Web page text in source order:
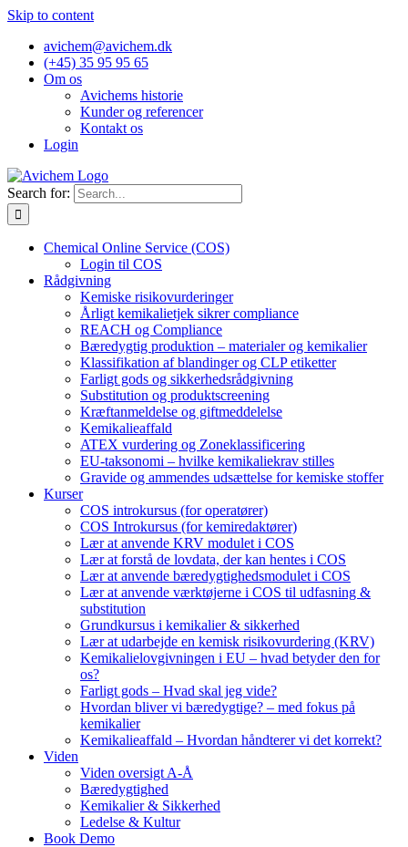
Skip to content
avichem@avichem.dk
(+45) 35 95 95 65
Om os
Avichems historie
Kunder og referencer
Kontakt os
Login
Search for:
Chemical Online Service (COS)
Login til COS
Rådgivning
Kemiske risikovurderinger
Årligt kemikalietjek sikrer compliance
REACH og Compliance
Bæredygtig produktion – materialer og kemikalier
Klassifikation af blandinger og CLP etiketter
Farligt gods og sikkerhedsrådgivning
Substitution og produktscreening
Kræftanmeldelse og giftmeddelelse
Kemikalieaffald
ATEX vurdering og Zoneklassificering
EU-taksonomi – hvilke kemikaliekrav stilles
Gravide og ammendes udsættelse for kemiske stoffer
Kurser
COS introkursus (for operatører)
COS Introkursus (for kemiredaktører)
Lær at anvende KRV modulet i COS
Lær at forstå de lovdata, der kan hentes i COS
Lær at anvende bæredygtighedsmodulet i COS
Lær at anvende værktøjerne i COS til udfasning &
substitution
Grundkursus i kemikalier & sikkerhed
Lær at udarbejde en kemisk risikovurdering (KRV)
Kemikalielovgivningen i EU – hvad betyder den for
os?
Farligt gods – Hvad skal jeg vide?
Hvordan bliver vi bæredygtige? – med fokus på
kemikalier
Kemikalieaffald – Hvordan håndterer vi det korrekt?
Viden
Viden oversigt A-Å
Bæredygtighed
Kemikalier & Sikkerhed
Ledelse & Kultur
Book Demo